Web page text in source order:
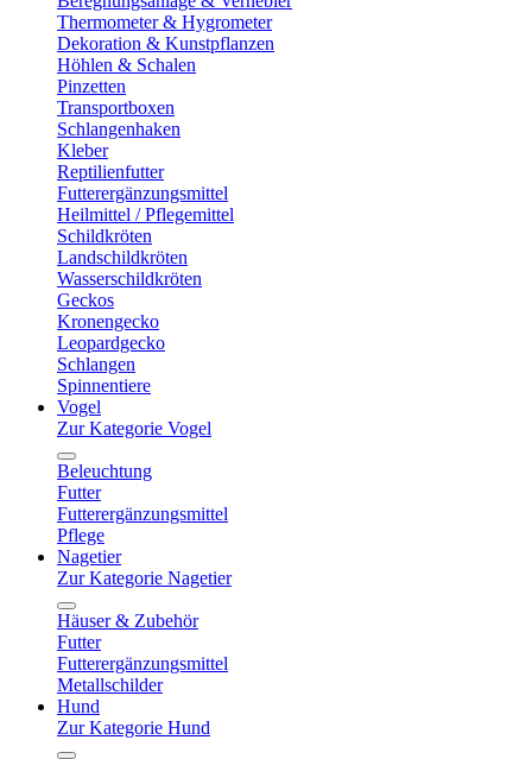
Thermometer & Hygrometer
Dekoration & Kunstpflanzen
Höhlen & Schalen
Pinzetten
Transportboxen
Schlangenhaken
Kleber
Reptilienfutter
Futterergänzungsmittel
Heilmittel / Pflegemittel
Schildkröten
Landschildkröten
Wasserschildkröten
Geckos
Kronengecko
Leopardgecko
Schlangen
Spinnentiere
Vogel
Zur Kategorie Vogel
Beleuchtung
Futter
Futterergänzungsmittel
Pflege
Nagetier
Zur Kategorie Nagetier
Häuser & Zubehör
Futter
Futterergänzungsmittel
Metallschilder
Hund
Zur Kategorie Hund